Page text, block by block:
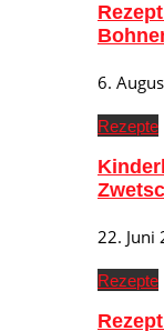
6.
Rezepte
22. Juni
Rezepte